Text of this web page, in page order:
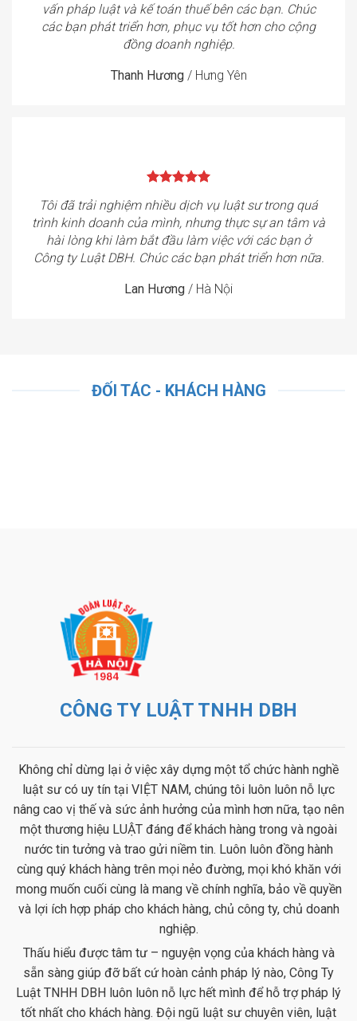
vấn pháp luật và kế toán thuế bên các bạn. Chúc
các bạn phát triển hơn, phục vụ tốt hơn cho cộng
đồng doanh nghiệp.
Thanh Hương / Hưng Yên
Tôi đã trải nghiệm nhiều dịch vụ luật sư trong quá
trình kinh doanh của mình, nhưng thực sự an tâm và
hài lòng khi làm bắt đầu làm việc với các bạn ở
Công ty Luật DBH. Chúc các bạn phát triển hơn nữa.
Lan Hương / Hà Nội
ĐỐI TÁC - KHÁCH HÀNG
CÔNG TY LUẬT TNHH DBH
Không chỉ dừng lại ở việc xây dựng một tổ chức hành nghề
luật sư có uy tín tại VIỆT NAM, chúng tôi luôn luôn nỗ lực
nâng cao vị thế và sức ảnh hưởng của mình hơn nữa, tạo nên
một thương hiệu LUẬT đáng để khách hàng trong và ngoài
nước tin tưởng và trao gửi niềm tin. Luôn luôn đồng hành
cùng quý khách hàng trên mọi nẻo đường, mọi khó khăn với
mong muốn cuối cùng là mang về chính nghĩa, bảo về quyền
và lợi ích hợp pháp cho khách hàng, chủ công ty, chủ doanh
nghiệp.
Thấu hiểu được tâm tư – nguyện vọng của khách hàng và
sẵn sàng giúp đỡ bất cứ hoàn cảnh pháp lý nào, Công Ty
Luật TNHH DBH luôn luôn nỗ lực hết mình để hỗ trợ pháp lý
tốt nhất cho khách hàng. Đội ngũ luật sư chuyên viên, luật